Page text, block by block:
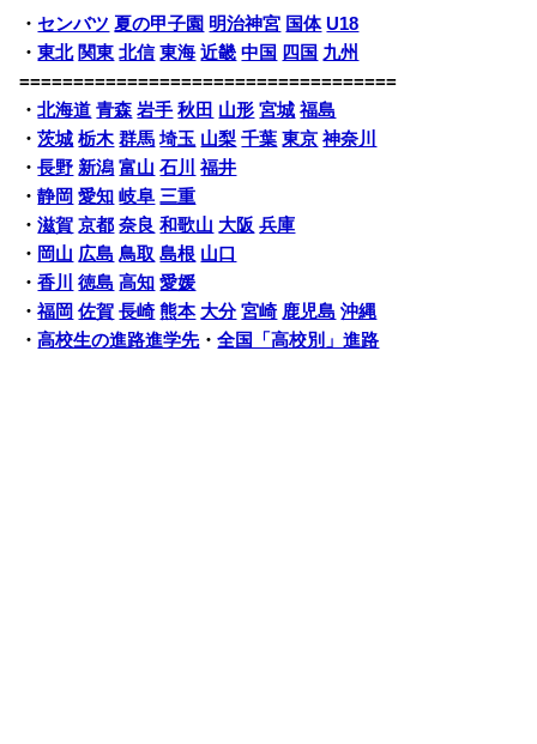
・ センバツ 夏の甲子園 明治神宮 国体 U18
・東北 関東 北信 東海 近畿 中国 四国 九州
===================================
・北海道 青森 岩手 秋田 山形 宮城 福島
・茨城 栃木 群馬 埼玉 山梨 千葉 東京 神奈川
・長野 新潟 富山 石川
福井
・静岡 愛知 岐阜 三重
・滋賀 京都 奈良 和歌山 大阪 兵庫
・ 岡山 広島 鳥取 島根 山口
・香川 徳島 高知 愛媛
・福岡 佐賀 長崎 熊本 大分 宮崎 鹿児島 沖縄
・高校生の進路進学先・全国「高校別」進路